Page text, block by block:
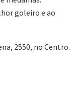
goleiro e ao
2550, no Centro.